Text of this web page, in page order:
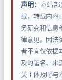
声明： 本站部
载，转载内容
务研究和信息
律意见。因法
者不宜仅依据
及的署名、来
关主体及时与